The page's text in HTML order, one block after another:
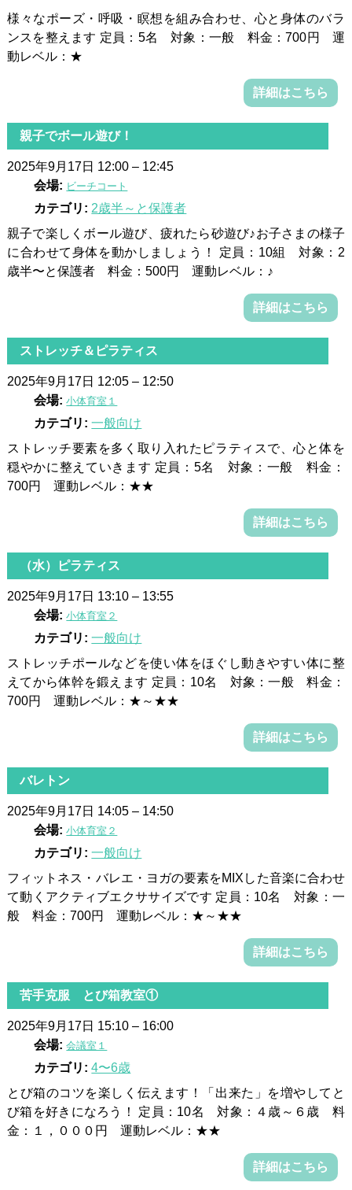
様々なポーズ・呼吸・瞑想を組み合わせ、心と身体のバラ
ンスを整えます 定員：5名 対象：一般 料金：700円 運
動レベル：★
詳細はこちら
親子でボール遊び！
2025年9月17日 12:00– 12:45
会場: ビーチコート
カテゴリ: 2歳半～と保護者
親子で楽しくボール遊び、疲れたら砂遊び♪お子さまの様子
に合わせて身体を動かしましょう！ 定員：10組 対象：2
歳半〜と保護者 料金：500円 運動レベル：♪
詳細はこちら
ストレッチ＆ピラティス
2025年9月17日 12:05– 12:50
会場: 小体育室１
カテゴリ: 一般向け
ストレッチ要素を多く取り入れたピラティスで、心と体を
穏やかに整えていきます 定員：5名 対象：一般 料金：
700円 運動レベル：★★
詳細はこちら
（水）ピラティス
2025年9月17日 13:10– 13:55
会場: 小体育室２
カテゴリ: 一般向け
ストレッチポールなどを使い体をほぐし動きやすい体に整
えてから体幹を鍛えます 定員：10名 対象：一般 料金：
700円 運動レベル：★～★★
詳細はこちら
バレトン
2025年9月17日 14:05– 14:50
会場: 小体育室２
カテゴリ: 一般向け
フィットネス・バレエ・ヨガの要素をMIXした音楽に合わせ
て動くアクティブエクササイズです 定員：10名 対象：一
般 料金：700円 運動レベル：★～★★
詳細はこちら
苦手克服 とび箱教室①
2025年9月17日 15:10– 16:00
会場: 会議室１
カテゴリ: 4〜6歳
とび箱のコツを楽しく伝えます！「出来た」を増やしてと
び箱を好きになろう！ 定員：10名 対象：４歳～６歳 料
金：１，０００円 運動レベル：★★
詳細はこちら